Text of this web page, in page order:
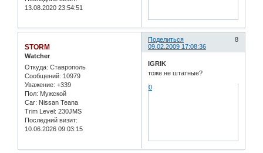
13.08.2020 23:54:51
Поделиться
8
09.02.2009 17:08:36
STORM
Watcher
Откуда: Ставрополь
Сообщений: 10979
Уважение: +339
Пол: Мужской
Car: Nissan Teana
Trim Level: 230JMS
Последний визит:
10.06.2026 09:03:15
IGRIK
тоже не штатные?
0